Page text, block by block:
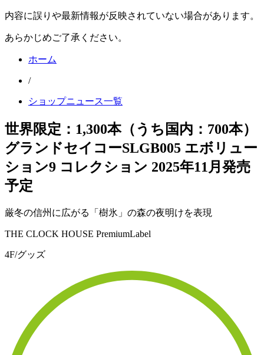
内容に誤りや最新情報が反映されていない場合があります。
あらかじめご了承ください。
ホーム
/
ショップニュース一覧
世界限定：1,300本（うち国内：700本）
グランドセイコーSLGB005 エボリュー
ション9 コレクション 2025年11月発売
予定
厳冬の信州に広がる「樹氷」の森の夜明けを表現
THE CLOCK HOUSE PremiumLabel
4F/グッズ